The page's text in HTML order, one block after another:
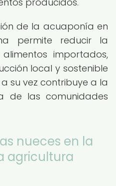
de la acuaponía en
permite reducir la
importados,
local y sostenible
su vez contribuye a la
de las comunidades
nueces en la
agricultura